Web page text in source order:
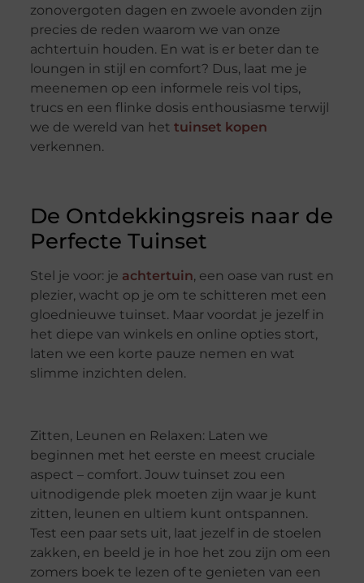
zonovergoten dagen en zwoele avonden zijn
precies de reden waarom we van onze
achtertuin houden. En wat is er beter dan te
loungen in stijl en comfort? Dus, laat me je
meenemen op een informele reis vol tips,
trucs en een flinke dosis enthousiasme terwijl
we de wereld van het tuinset kopen
verkennen.
De Ontdekkingsreis naar de
Perfecte Tuinset
Stel je voor: je achtertuin, een oase van rust en
plezier, wacht op je om te schitteren met een
gloednieuwe tuinset. Maar voordat je jezelf in
het diepe van winkels en online opties stort,
laten we een korte pauze nemen en wat
slimme inzichten delen.
Zitten, Leunen en Relaxen: Laten we
beginnen met het eerste en meest cruciale
aspect – comfort. Jouw tuinset zou een
uitnodigende plek moeten zijn waar je kunt
zitten, leunen en ultiem kunt ontspannen.
Test een paar sets uit, laat jezelf in de stoelen
zakken, en beeld je in hoe het zou zijn om een
zomers boek te lezen of te genieten van een